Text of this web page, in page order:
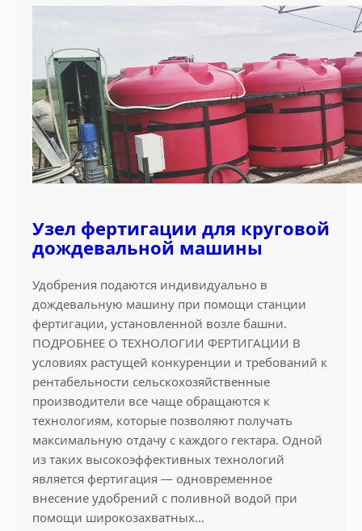
Узел фертигации для круговой
дождевальной машины
Удобрения подаются индивидуально в
дождевальную машину при помощи станции
фертигации, установленной возле башни.
ПОДРОБНЕЕ О ТЕХНОЛОГИИ ФЕРТИГАЦИИ В
условиях растущей конкуренции и требований к
рентабельности сельскохозяйственные
производители все чаще обращаются к
технологиям, которые позволяют получать
максимальную отдачу с каждого гектара. Одной
из таких высокоэффективных технологий
является фертигация — одновременное
внесение удобрений с поливной водой при
помощи широкозахватных…